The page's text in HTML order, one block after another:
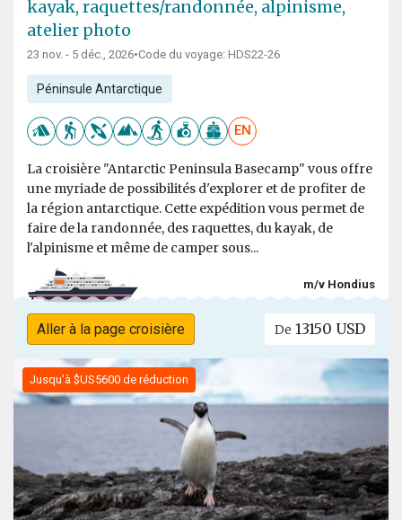
kayak, raquettes/randonnée, alpinisme,
atelier photo
23 nov. - 5 déc., 2026•Code du voyage: HDS22-26
Péninsule Antarctique
EN
La croisière "Antarctic Peninsula Basecamp" vous offre
une myriade de possibilités d'explorer et de profiter de
la région antarctique. Cette expédition vous permet de
faire de la randonnée, des raquettes, du kayak, de
l'alpinisme et même de camper sous...
m/v Hondius
Aller à la page croisière De 13150 USD
Jusqu'à $US5600 de réduction